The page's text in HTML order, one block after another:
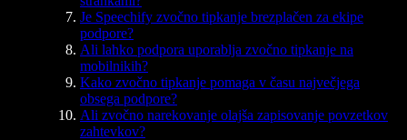
Je Speechify zvočno tipkanje brezplačen za ekipe
podpore?
Ali lahko podpora uporablja zvočno tipkanje na
mobilnikih?
Kako zvočno tipkanje pomaga v času največjega
obsega podpore?
Ali zvočno narekovanje olajša zapisovanje povzetkov
zahtevkov?